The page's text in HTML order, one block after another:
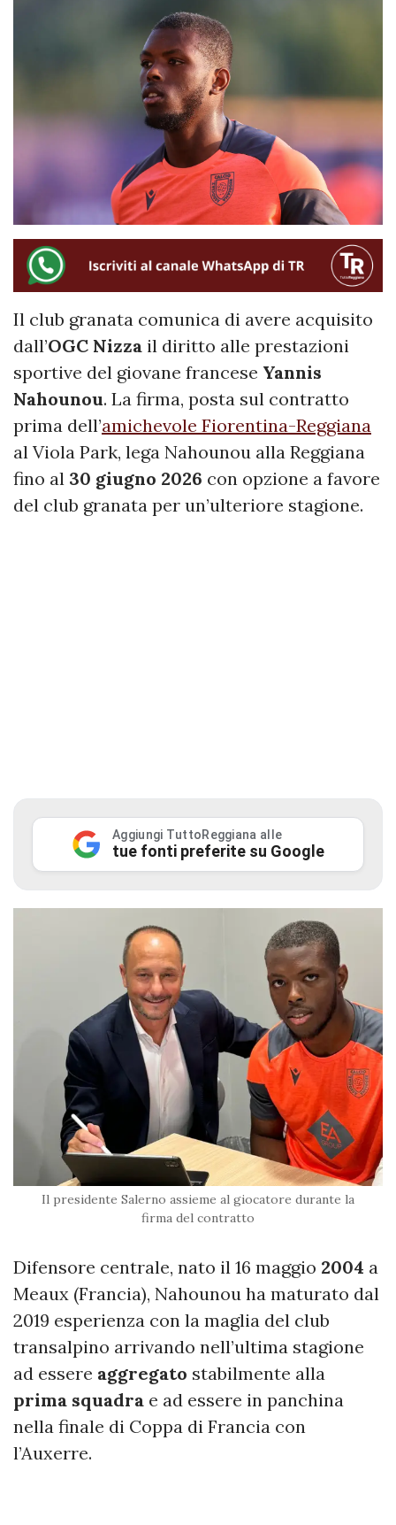
Il club granata comunica di avere acquisito
dall’OGC Nizza il diritto alle prestazioni
sportive del giovane francese Yannis
Nahounou. La firma, posta sul contratto
prima dell’amichevole Fiorentina-Reggiana
al Viola Park, lega Nahounou alla Reggiana
fino al 30 giugno 2026 con opzione a favore
del club granata per un’ulteriore stagione.
Aggiungi TuttoReggiana alle
tue fonti preferite su Google
Il presidente Salerno assieme al giocatore durante la
firma del contratto
Difensore centrale, nato il 16 maggio 2004 a
Meaux (Francia), Nahounou ha maturato dal
2019 esperienza con la maglia del club
transalpino arrivando nell’ultima stagione
ad essere aggregato stabilmente alla
prima squadra e ad essere in panchina
nella finale di Coppa di Francia con
l’Auxerre.